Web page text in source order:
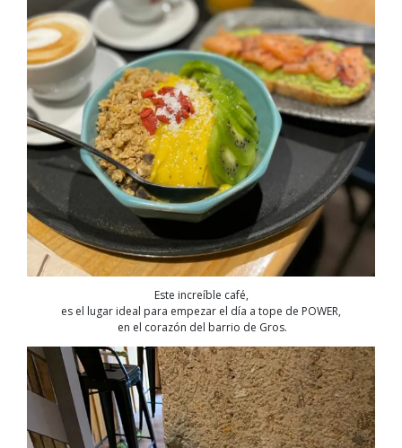
Este increíble café,
es el lugar ideal para empezar el día a tope de POWER,
en el corazón del barrio de Gros.